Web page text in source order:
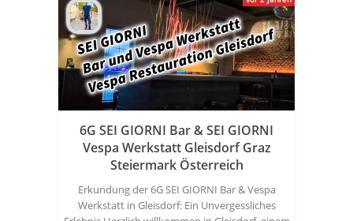
6G SEI GIORNI Bar & SEI GIORNI
Vespa Werkstatt Gleisdorf Graz
Steiermark Österreich
Erkundung der 6G SEI GIORNI Bar & Vespa
Werkstatt in Gleisdorf: Ein Unvergessliches